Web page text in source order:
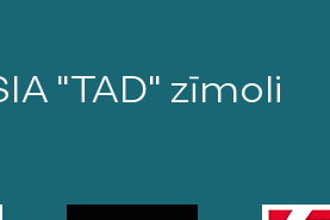
"TAD" zīmoli